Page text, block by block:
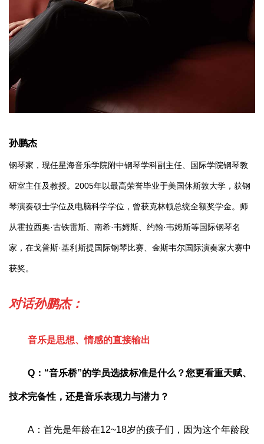
孙鹏杰
钢琴家，现任星海音乐学院附中钢琴学科副主任、国际学院钢琴教
研室主任及教授。2005年以最高荣誉毕业于美国休斯敦大学，获钢
琴演奏硕士学位及电脑科学学位，曾获克林顿总统全额奖学金。师
从霍拉西奥·古铁雷斯、南希·韦姆斯、约翰·韦姆斯等国际钢琴名
家，在戈普斯·基利斯提国际钢琴比赛、金斯韦尔国际演奏家大赛中
获奖。
对话孙鹏杰：
音乐是思想、情感的直接输出
Q：“音乐桥”的学员选拔标准是什么？您更看重天赋、
技术完备性，还是音乐表现力与潜力？
A：首先是年龄在12~18岁的孩子们，因为这个年龄段